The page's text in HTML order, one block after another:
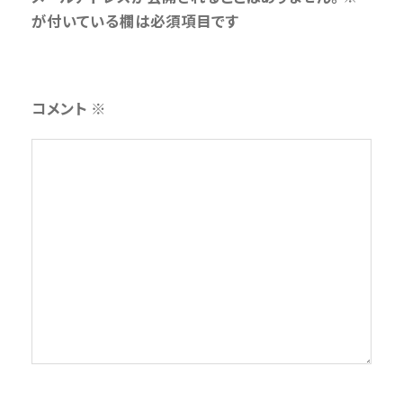
が付いている欄は必須項目です
コメント ※